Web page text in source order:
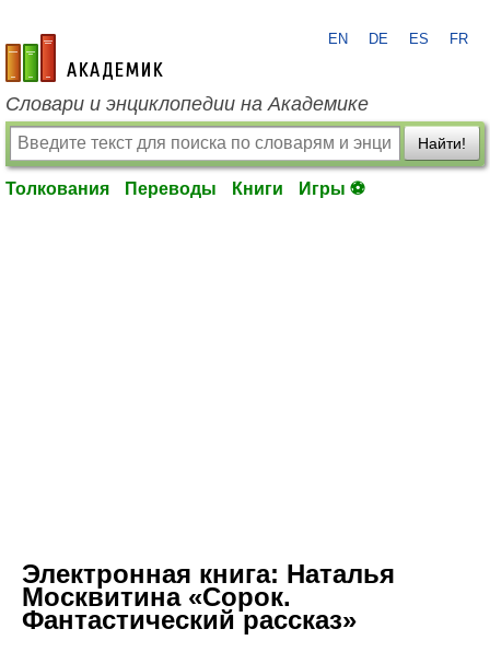
academic.ru
EN DE ES FR
Словари и энциклопедии на Академике
Найти!
Толкования Переводы Книги Игры ⚽
Электронная книга: Наталья
Москвитина «Сорок.
Фантастический рассказ»